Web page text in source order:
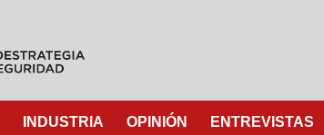
INDUSTRIA OPINIÓN ENTREVISTAS